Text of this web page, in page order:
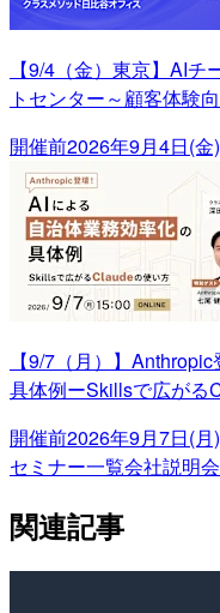
【9/4（金）東京】AI
トセンター～顧客体験
開催前2026年9月4日(金
【9/7（月）】
具体例ーSkillsで広がる
開催前2026年9月7日(月
セミナー一覧会社説明
関連記事